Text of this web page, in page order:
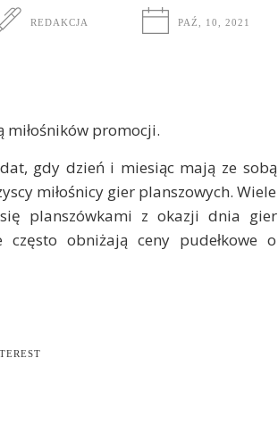
REDAKCJA PAŹ, 10, 2021
miłośników promocji.
gdy dzień i miesiąc mają ze sobą
miłośnicy gier planszowych. Wiele
planszówkami z okazji dnia gier
obniżają ceny pudełkowe o